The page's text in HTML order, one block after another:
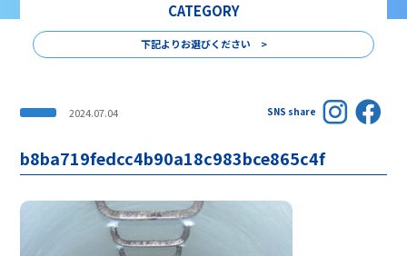
CATEGORY
下記よりお選びください >
2024.07.04 SNS share
b8ba719fedcc4b90a18c983bce865c4f